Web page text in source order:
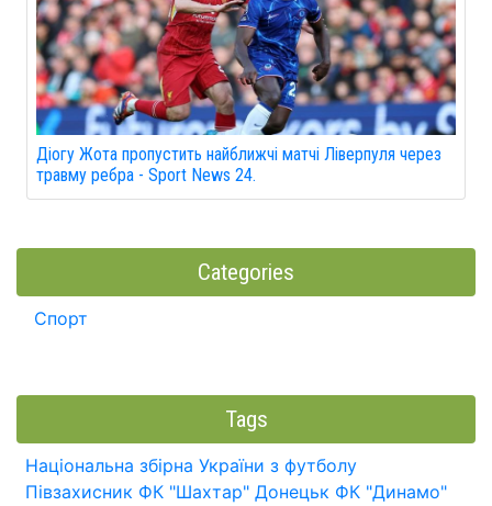
Діогу Жота пропустить найближчі матчі Ліверпуля через
травму ребра - Sport News 24.
Categories
Спорт
Tags
Національна збірна України з футболу
Півзахисник ФК "Шахтар" Донецьк ФК "Динамо"